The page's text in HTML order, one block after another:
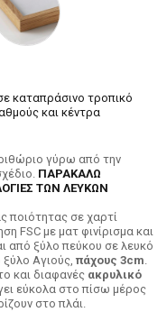
καταπράσινο τροπικό
και κέντρα
γύρω από την
ΠΑΡΑΚΑΛΩ
ΤΩΝ ΛΕΥΚΩΝ
ποιότητας σε χαρτί
FSC με ματ φινίρισμα και
από ξύλο πεύκου σε λευκό
Αγιούς, πάχους 3cm.
και διαφανές ακρυλικό
εύκολα στο πίσω μέρος
στο πλάι.